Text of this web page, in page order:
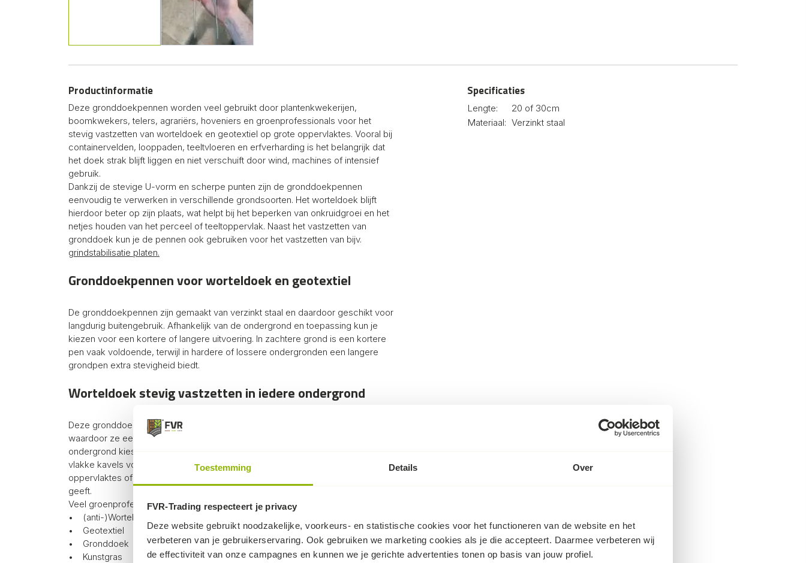
Toestemming Details Over
FVR-Trading respecteert je privacy
Deze website gebruikt noodzakelijke, voorkeurs- en statistische cookies voor het functioneren van de website en het
verbeteren van je gebruikerservaring. Ook gebruiken we marketing cookies als je die accepteert. Daarmee verbeteren wij
de effectiviteit van onze campagnes en kunnen we je gerichte advertenties tonen op basis van jouw profiel.
Productinformatie
Deze gronddoekpennen worden veel gebruikt door plantenkwekerijen,
boomkwekers, telers, agrariërs, hoveniers en groenprofessionals voor het
stevig vastzetten van worteldoek en geotextiel op grote oppervlaktes. Vooral bij
containervelden, looppaden, teeltvloeren en erfverharding is het belangrijk dat
het doek strak blijft liggen en niet verschuift door wind, machines of intensief
gebruik.
Dankzij de stevige U-vorm en scherpe punten zijn de gronddoekpennen
eenvoudig te verwerken in verschillende grondsoorten. Het worteldoek blijft
hierdoor beter op zijn plaats, wat helpt bij het beperken van onkruidgroei en het
netjes houden van het perceel of teeltoppervlak. Naast het vastzetten van
gronddoek kun je de pennen ook gebruiken voor het vastzetten van bijv.
grindstabilisatie platen.
Gronddoekpennen voor worteldoek en geotextiel
De gronddoekpennen zijn gemaakt van verzinkt staal en daardoor geschikt voor
langdurig buitengebruik. Afhankelijk van de ondergrond en toepassing kun je
kiezen voor een kortere of langere uitvoering. In zachtere grond is een kortere
pen vaak voldoende, terwijl in hardere of lossere ondergronden een langere
grondpen extra stevigheid biedt.
Worteldoek stevig vastzetten in iedere ondergrond
Deze gronddoekpennen hebben een stevige U-vorm en scherpe punten,
waardoor ze eenvoudig in de grond te plaatsen zijn. Afhankelijk van de
ondergrond kies je voor een kortere of langere uitvoering. Op zandgrond of
vlakke kavels volstaat vaak een kortere pen, terwijl bij lossere grond, grotere
oppervlaktes of zwaarder geotextiel een langere grondpen meer stevigheid
geeft.
Veel groenprofessionals gebruiken deze pennen voor het vastzetten van:
• (anti-)Worteldoek
• Geotextiel
• Gronddoek
• Kunstgras
Specificaties
Lengte:
20 of 30cm
Materiaal: Verzinkt staal